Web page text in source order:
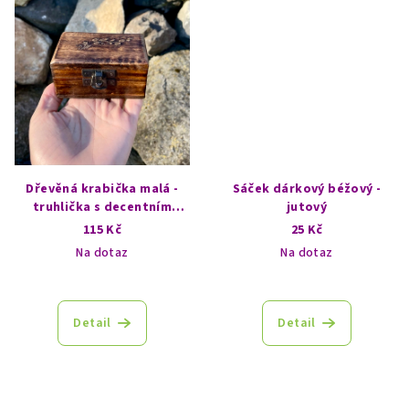
Dřevěná krabička malá -
truhlička s decentním
vzorem - Větvička
115 Kč
Na dotaz
Detail
Sáček dárkový béžový -
jutový
25 Kč
Na dotaz
Detail